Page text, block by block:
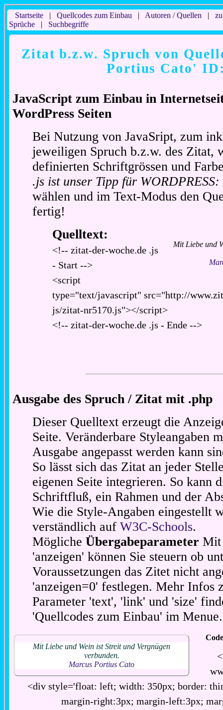
Startseite| Quellcodes zum Einbau | Autoren / Quellen |
Sprüche| Suchbegriffe
Zitat b.z.w. Spruch von
Portius Cato'
JavaScript zum Einbau in
WordPress Seiten
Bei Nutzung von JavaSript, zum
jeweiligen Spruch b.z.w. des Zitat,
definierten Schriftgrössen und
.js ist unser Tipp für WORDPRESS:
wählen und im Text-Modus den
fertig!
Mit Liebe und
Quelltext:
<!-- zitat-der-woche.de .js
- Start -->
<script
type="text/javascript" src="http://
js/zitat-nr5170.js"></script>
<!-- zitat-der-woche.de .js - Ende -->
Ausgabe des Spruch / Zitat mit .php
Dieser Quelltext erzeugt die
Seite. Veränderbare Styleangaben
Ausgabe angepasst werden kann
So lässt sich das Zitat an jeder
eigenen Seite integrieren. So kann
Schriftfluß, ein Rahmen und der
Wie die Style-Angaben eingestellt
verständlich aufW3C-Schools.
MöglicheÜbergabeparameter Mit
'anzeigen' können Sie steuern ob
Voraussetzungen das Zitet nicht
'anzeigen=0' festlegen. Mehr Infos
Parameter 'text', 'link' und 'size'
'Quellcodes zum Einbau' im Menue.
Mit Liebe und Wein ist Streit und Vergnügen
verbunden.
Marcus Portius Cato
<div style='float: left; width: 350px; border:
margin-right:3px; margin-left:3px;